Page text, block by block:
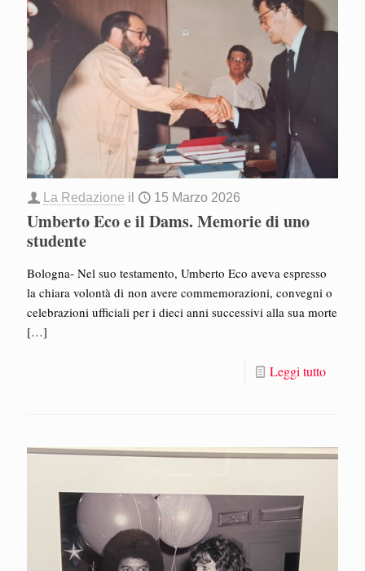
La Redazione il 15 Marzo 2026
Umberto Eco e il Dams. Memorie di uno
studente
Bologna- Nel suo testamento, Umberto Eco aveva espresso
la chiara volontà di non avere commemorazioni, convegni o
celebrazioni ufficiali per i dieci anni successivi alla sua morte
[…]
Leggi tutto